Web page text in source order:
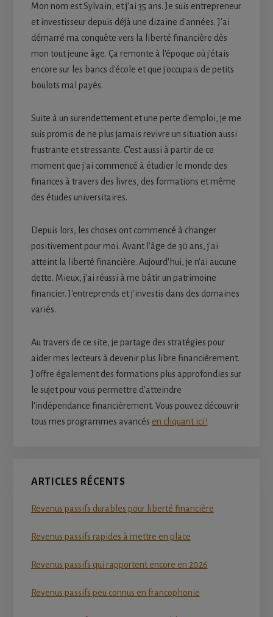
Mon nom est Sylvain, et j'ai 35 ans. Je suis entrepreneur
et investisseur depuis déjà une dizaine d'années. J'ai
démarré ma conquête vers la liberté financière dès
mon tout jeune âge. Ça remonte à l'époque où j'étais
encore sur les bancs d'école et que j'occupais de petits
boulots mal payés.
Suite à un surendettement et une perte d'emploi, je me
suis promis de ne plus jamais revivre un situation aussi
frustrante et stressante. C'est aussi à partir de ce
moment que j'ai commencé à étudier le monde des
finances à travers des livres, des formations et même
des études universitaires.
Depuis lors, les choses ont commencé à changer
positivement pour moi. Avant l'âge de 30 ans, j'ai
atteint la liberté financière. Aujourd'hui, je n'ai aucune
dette. Mieux, j'ai réussi à me bâtir un patrimoine
financier. J'entreprends et j'investis dans des domaines
variés.
Au travers de ce site, je partage des stratégies pour
aider mes lecteurs à devenir plus libre financièrement.
J'offre également des formations plus approfondies sur
le sujet pour vous permettre d'atteindre
l'indépendance financièrement. Vous pouvez découvrir
tous mes programmes avancés en cliquant ici !
ARTICLES RÉCENTS
Revenus passifs durables pour liberté financière
Revenus passifs rapides à mettre en place
Revenus passifs qui rapportent encore en 2026
Revenus passifs peu connus en francophonie